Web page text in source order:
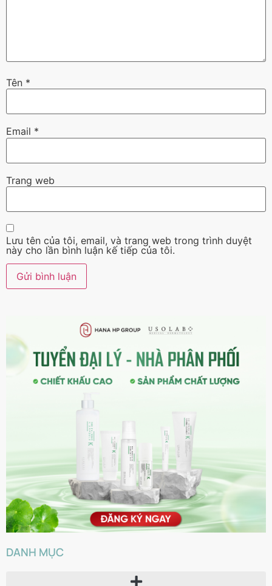
Tên *
Email *
Trang web
Lưu tên của tôi, email, và trang web trong trình duyệt
này cho lần bình luận kế tiếp của tôi.
DANH MỤC